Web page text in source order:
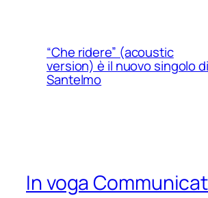
“Che ridere” (acoustic
version) è il nuovo singolo di
Santelmo
In voga